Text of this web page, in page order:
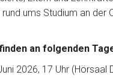
ums Studium an der
an folgenden
2026, 17 Uhr (Hörsaal